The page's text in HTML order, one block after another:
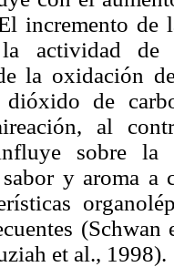
incremento de
actividad de
la oxidación
de
al
sobre la
y aroma a
et al., 1998).